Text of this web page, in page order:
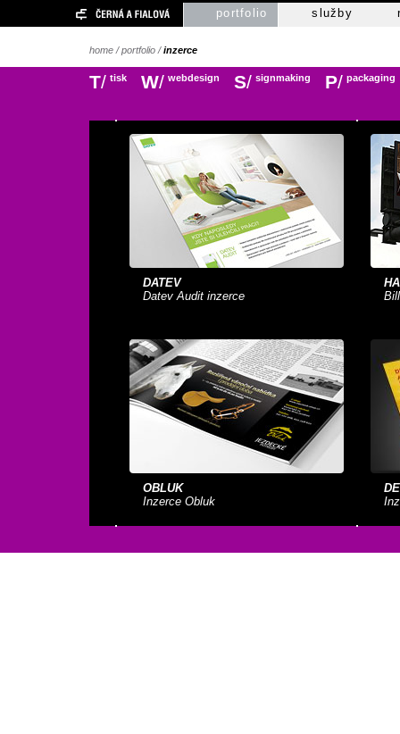
portfolio služby
home /portfolio /inzerce
T/ tisk W/ webdesign S/ signmaking P/ packaging
DATEV
Datev Audit inzerce
OBLUK
Inzerce Obluk